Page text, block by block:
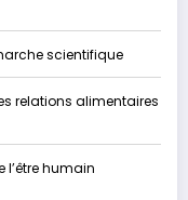
scientifique
relations alimentaires
l’être humain